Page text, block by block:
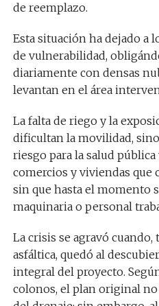
de reemplazo.
Esta situación ha dejado a
de vulnerabilidad,
diariamente con densas
levantan en el área
La falta de riego y la
dificultan la movilidad,
riesgo para la salud
comercios y viviendas que
sin que hasta el momento
maquinaria o personal
La crisis se agravó
asfáltica, quedó al
integral del proyecto.
colonos, el plan original